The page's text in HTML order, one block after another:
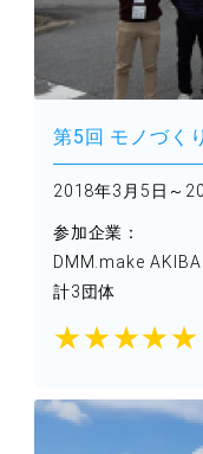
第5回 モノづく
2018年3月5日～
参加企業：
DMM.make
計3団体
★★★★★